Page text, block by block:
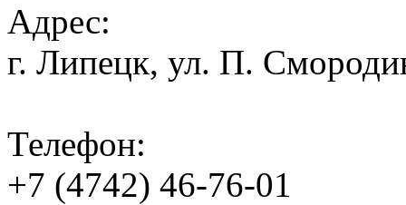
Адрес:
г. Липецк, ул. П.
Телефон:
+7 (4742) 46-76-01